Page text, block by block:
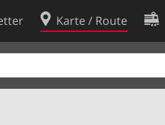
Karte / Route